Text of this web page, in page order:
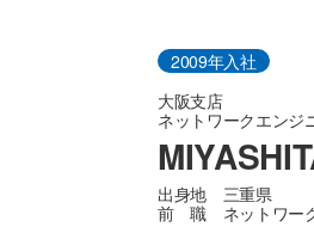
2009年入社
大阪支店
ネットワークエンジ
出身地 三重県
前 職 ネットワー